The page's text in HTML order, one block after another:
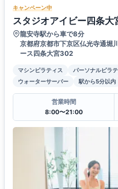
キャンペーン中
スタジオアイビー四条大
龍安寺駅から車で8分
京都府京都市下京区仏光寺通堀
ース四条大宮302
マシンピラティス パーソナルピラ
ウォーターサーバー
駅から5分以内
営業時間
8:00〜21:00